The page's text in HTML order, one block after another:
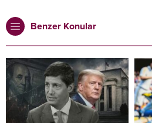
Benzer Konular